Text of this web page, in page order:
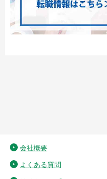
会社概要
よくある質問